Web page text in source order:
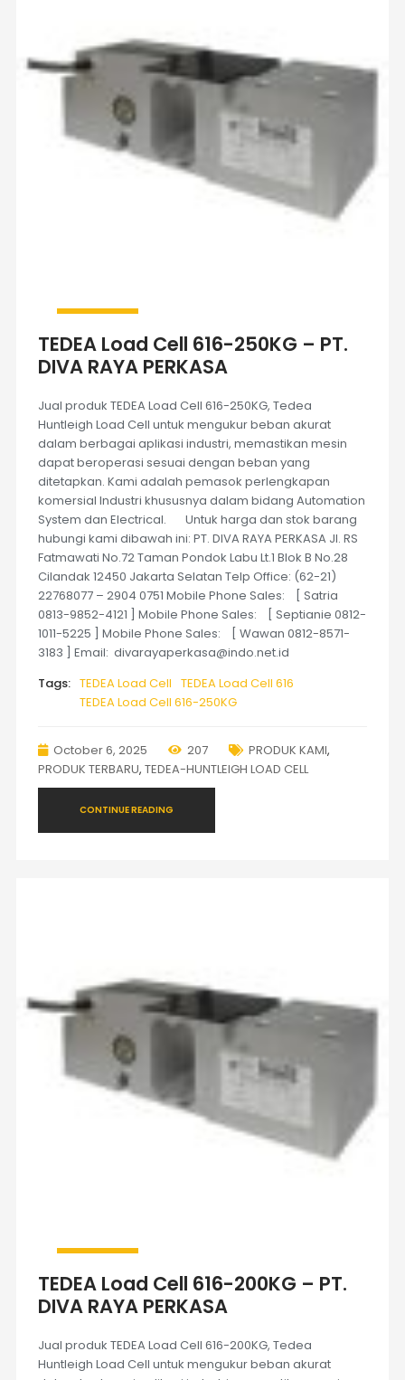
TEDEA Load Cell 616-250KG – PT.
DIVA RAYA PERKASA
Jual produk TEDEA Load Cell 616-250KG, Tedea
Huntleigh Load Cell untuk mengukur beban akurat
dalam berbagai aplikasi industri, memastikan mesin
dapat beroperasi sesuai dengan beban yang
ditetapkan. Kami adalah pemasok perlengkapan
komersial Industri khususnya dalam bidang Automation
System dan Electrical. Untuk harga dan stok barang
hubungi kami dibawah ini: PT. DIVA RAYA PERKASA Jl. RS
Fatmawati No.72 Taman Pondok Labu Lt.1 Blok B No.28
Cilandak 12450 Jakarta Selatan Telp Office: (62-21)
22768077 – 2904 0751 Mobile Phone Sales: [ Satria
0813-9852-4121 ] Mobile Phone Sales: [ Septianie 0812-
1011-5225 ] Mobile Phone Sales: [ Wawan 0812-8571-
3183 ] Email: divarayaperkasa@indo.net.id
Tags: TEDEA Load Cell TEDEA Load Cell 616
TEDEA Load Cell 616-250KG
October 6, 2025 207 PRODUK KAMI,
PRODUK TERBARU, TEDEA-HUNTLEIGH LOAD CELL
CONTINUE READING
TEDEA Load Cell 616-200KG – PT.
DIVA RAYA PERKASA
Jual produk TEDEA Load Cell 616-200KG, Tedea
Huntleigh Load Cell untuk mengukur beban akurat